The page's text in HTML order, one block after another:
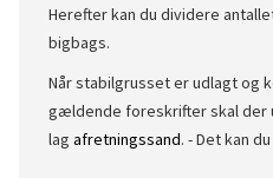
Herefter kan du dividere
bigbags.
Når stabilgrusset er udlagt og
gældende foreskrifter skal
lag afretningssand. - Det kan